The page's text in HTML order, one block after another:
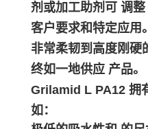
剂或加工助剂可 调
客户要求和特定应用
非常柔韧到高度刚硬
终如一地供应 产品。
Grilamid L PA12 拥
如：